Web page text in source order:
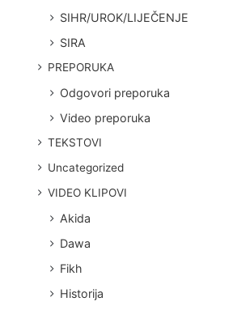
SIHR/UROK/LIJEČENJE
SIRA
PREPORUKA
Odgovori preporuka
Video preporuka
TEKSTOVI
Uncategorized
VIDEO KLIPOVI
Akida
Dawa
Fikh
Historija